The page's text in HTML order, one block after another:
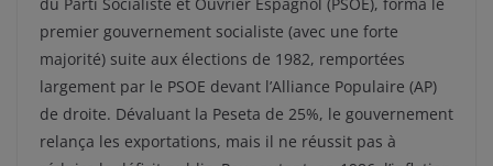
premier gouvernement socialiste (avec une forte
majorité) suite aux élections de 1982, remportées
largement par le PSOE devant l’Alliance Populaire (AP)
de droite. Dévaluant la Peseta de 25%, le gouvernement
relança les exportations, mais il ne réussit pas à